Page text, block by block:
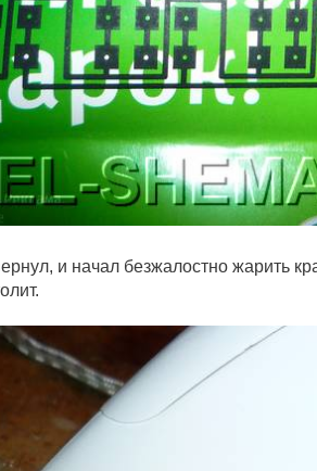
и начал безжалостно жарить